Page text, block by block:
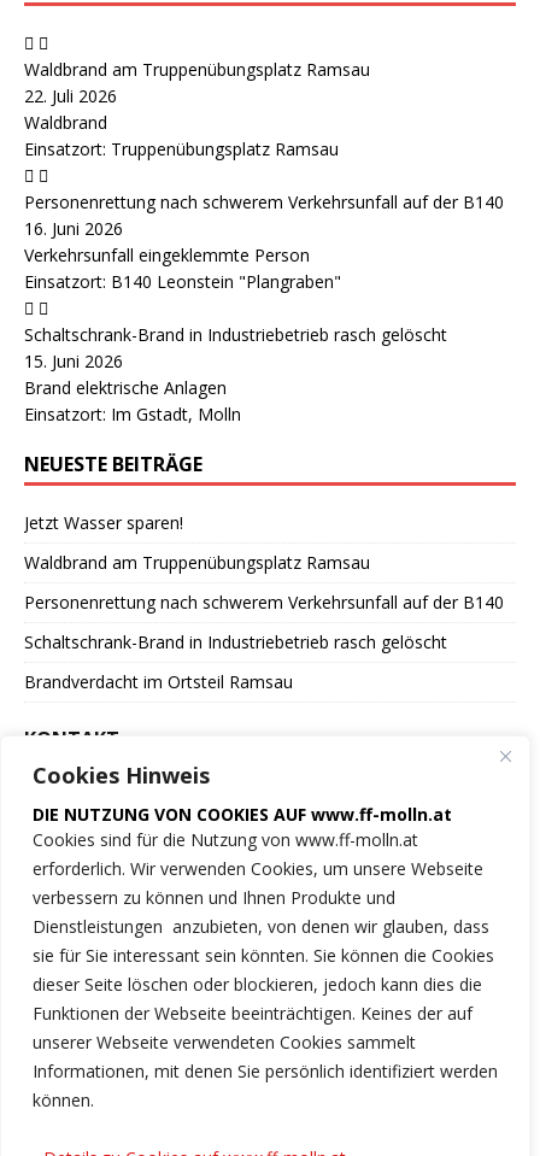
Cookies Hinweis
DIE NUTZUNG VON COOKIES AUF www.ff-molln.at
Cookies sind für die Nutzung von www.ff-molln.at
erforderlich. Wir verwenden Cookies, um unsere Webseite
verbessern zu können und Ihnen Produkte und
Dienstleistungen anzubieten, von denen wir glauben, dass
sie für Sie interessant sein könnten. Sie können die Cookies
dieser Seite löschen oder blockieren, jedoch kann dies die
Funktionen der Webseite beeinträchtigen. Keines der auf
unserer Webseite verwendeten Cookies sammelt
Informationen, mit denen Sie persönlich identifiziert werden
können.
Waldbrand am Truppenübungsplatz Ramsau
22. Juli 2026
Waldbrand
Einsatzort: Truppenübungsplatz Ramsau
Personenrettung nach schwerem Verkehrsunfall auf der B140
16. Juni 2026
Verkehrsunfall eingeklemmte Person
Einsatzort: B140 Leonstein "Plangraben"
Schaltschrank-Brand in Industriebetrieb rasch gelöscht
15. Juni 2026
Brand elektrische Anlagen
Einsatzort: Im Gstadt, Molln
NEUESTE BEITRÄGE
Jetzt Wasser sparen!
Waldbrand am Truppenübungsplatz Ramsau
Personenrettung nach schwerem Verkehrsunfall auf der B140
Schaltschrank-Brand in Industriebetrieb rasch gelöscht
Brandverdacht im Ortsteil Ramsau
KONTAKT
der Marktgemeinde Molln
Feuerwehrstrasse 1
4591 Molln
Tel.: 07584/2222
ff-molln@ki.ooelfv.at